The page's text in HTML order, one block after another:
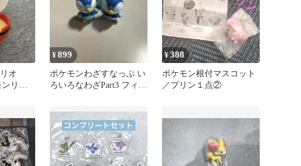
オ
リン
¥899
ポケモンわざすなっぷ い
ろいろなわざPart3 フィギ
¥388
ポケモン根付マスコット
／プリン１点②